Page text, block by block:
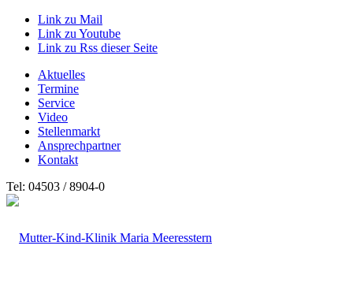
Link zu Mail
Link zu Youtube
Link zu Rss dieser Seite
Aktuelles
Termine
Service
Video
Stellenmarkt
Ansprechpartner
Kontakt
Tel: 04503 / 8904-0